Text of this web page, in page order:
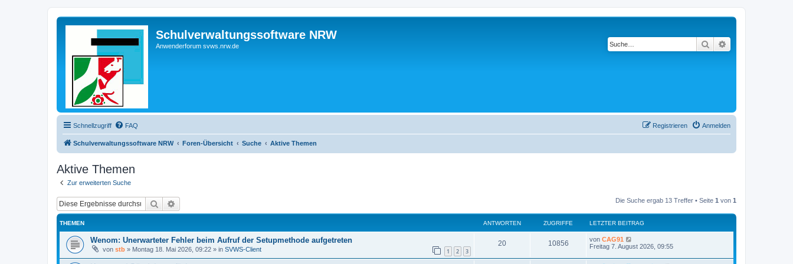
Schulverwaltungssoftware NRW
Anwenderforum svws.nrw.de Suche
Schnellzugriff FAQ Anmelden
Registrieren
Schulverwaltungssoftware NRW Foren-Übersicht Suche Aktive Themen
Aktive Themen
Zur erweiterten Suche
Suche Die Suche ergab 13 Treffer • Seite 1 von 1
THEMEN ANTWORTEN ZUGRIFFE LETZTER BEITRAG
Wenom: Unerwarteter Fehler beim Aufruf der Setupmethode aufgetreten
von stb » Montag 18. Mai 2026, 09:22 » in SVWS-Client 1 2 3
20A
n
10856Z
u
L
e
z
von CAG91
Freitag 7. August 2026, 09:55